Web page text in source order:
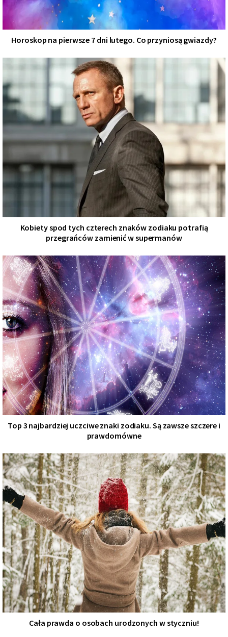
Horoskop na pierwsze 7 dni lutego. Co przyniosą gwiazdy?
Kobiety spod tych czterech znaków zodiaku potrafią
przegrańców zamienić w supermanów
Top 3 najbardziej uczciwe znaki zodiaku. Są zawsze szczere i
prawdomówne
Cała prawda o osobach urodzonych w styczniu!